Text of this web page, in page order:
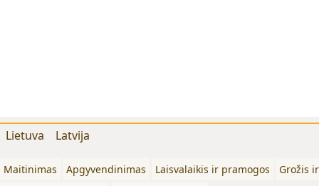
Lietuva Latvija
Maitinimas Apgyvendinimas Laisvalaikis ir pramogos
Grožis